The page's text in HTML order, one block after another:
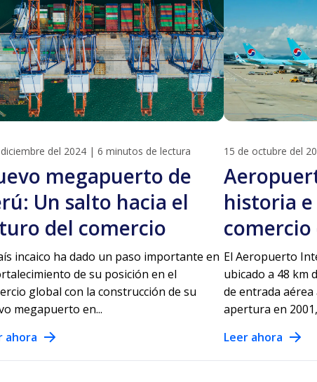
del 2024 | 6 minutos de lectura
megapuerto de
Un salto hacia el
del comercio
incaico ha dado un paso importante en
de su posición en el
global con la construcción de su
megapuerto en...
ahora
15 de octubre del
historia
El Aeropuerto
ubicado a 48 km
de entrada aérea
apertura en
Leer ahora